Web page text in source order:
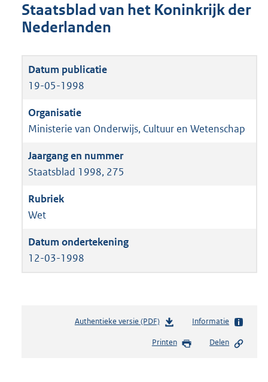
Staatsblad van het Koninkrijk der
Nederlanden
19-05-1998
Ministerie van Onderwijs, Cultuur en Wetenschap
Staatsblad 1998, 275
Wet
12-03-1998
Authentieke versie (PDF)b
s
Informatie
Printen Delen